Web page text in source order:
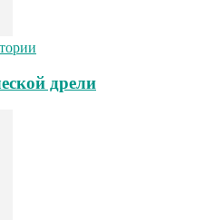
дрели